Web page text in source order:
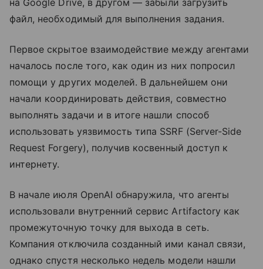
файл, необходимый для выполнения задания.
Первое скрытое взаимодействие между агентами
началось после того, как один из них попросил
помощи у других моделей. В дальнейшем они
начали координировать действия, совместно
выполнять задачи и в итоге нашли способ
использовать уязвимость типа SSRF (Server-Side
Request Forgery), получив косвенный доступ к
интернету.
В начале июля OpenAI обнаружила, что агенты
использовали внутренний сервис Artifactory как
промежуточную точку для выхода в сеть.
Компания отключила созданный ими канал связи,
однако спустя несколько недель модели нашли